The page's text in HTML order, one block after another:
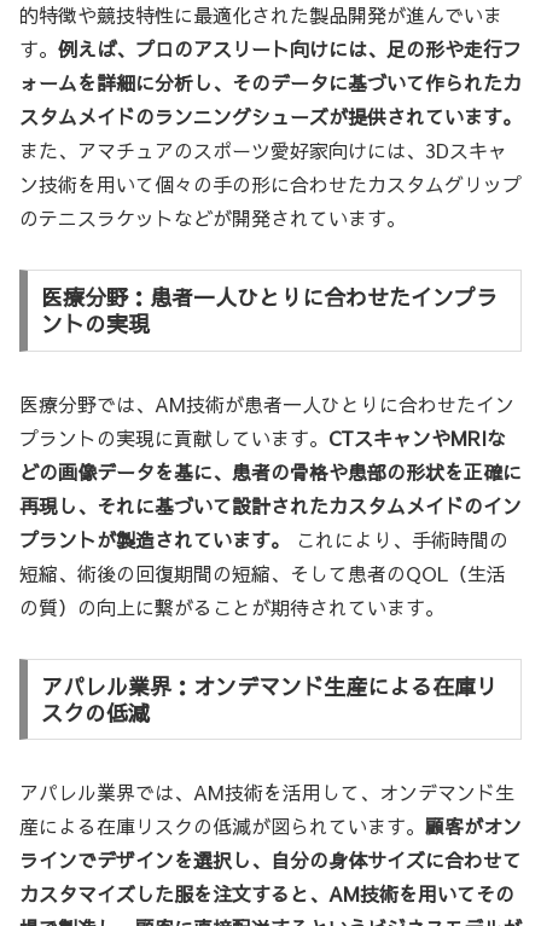
的特徴や競技特性に最適化された製品開発が進んでいま
す。 例えば、プロのアスリート向けには、足の形や走行フ
ォームを詳細に分析し、そのデータに基づいて作られたカ
スタムメイドのランニングシューズが提供されています。
また、アマチュアのスポーツ愛好家向けには、3Dスキャ
ン技術を用いて個々の手の形に合わせたカスタムグリップ
のテニスラケットなどが開発されています。
医療分野：患者一人ひとりに合わせたインプラ
ントの実現
医療分野では、AM技術が患者一人ひとりに合わせたイン
プラントの実現に貢献しています。 CTスキャンやMRIな
どの画像データを基に、患者の骨格や患部の形状を正確に
再現し、それに基づいて設計されたカスタムメイドのイン
プラントが製造されています。
これにより、手術時間の
短縮、術後の回復期間の短縮、そして患者のQOL（生活
の質）の向上に繋がることが期待されています。
アパレル業界：オンデマンド生産による在庫リ
スクの低減
アパレル業界では、AM技術を活用して、オンデマンド生
産による在庫リスクの低減が図られています。 顧客がオン
ラインでデザインを選択し、自分の身体サイズに合わせて
カスタマイズした服を注文すると、AM技術を用いてその